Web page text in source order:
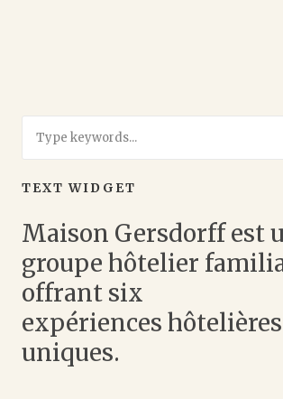
TEXT WIDGET
Maison Gersdorff est
groupe hôtelier
offrant six
expériences hôtelières
uniques.